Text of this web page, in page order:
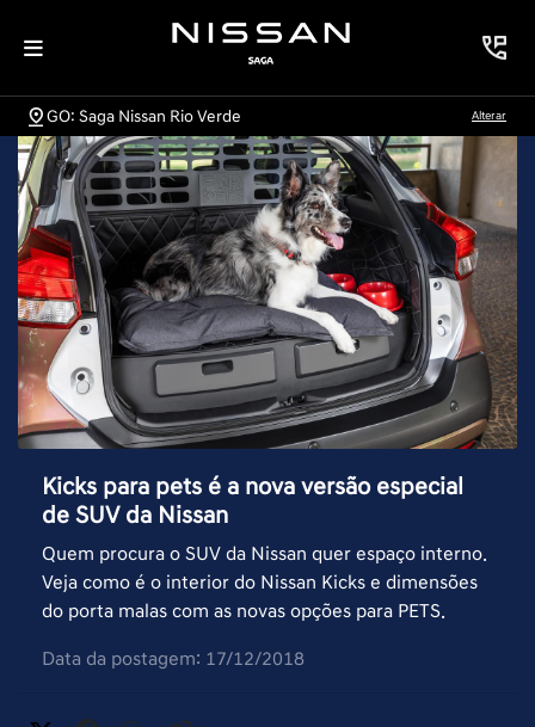
GO: Saga Nissan Rio Verde Alterar
Kicks para pets é a nova versão especial
de SUV da Nissan
Quem procura o SUV da Nissan quer espaço interno.
Veja como é o interior do Nissan Kicks e dimensões
do porta malas com as novas opções para PETS.
Data da postagem: 17/12/2018